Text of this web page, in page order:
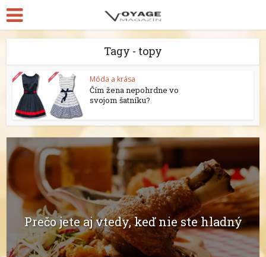
Tagy - topy
Móda a krása
Čím žena nepohrdne vo
svojom šatníku?
Prečo jete aj vtedy, keď nie ste hladný